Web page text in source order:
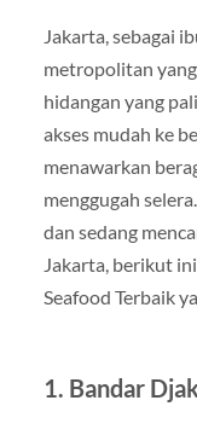
Jakarta, sebagai
metropolitan
hidangan yang
akses mudah ke
menawarkan
menggugah
dan sedang
Jakarta, berikut
Seafood Terbaik
1. Bandar